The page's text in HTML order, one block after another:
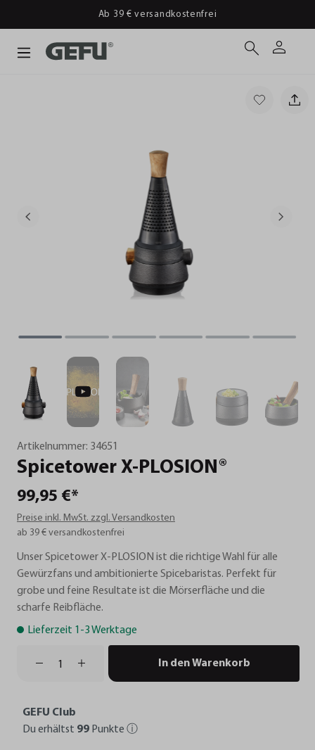
Ab 39 € versandkostenfrei
Artikelnummer: 34651
Spicetower X-PLOSION®
99,95 €*
Preise inkl. MwSt. zzgl. Versandkosten
ab 39 € versandkostenfrei
Unser Spicetower X-PLOSION ist die richtige Wahl für alle
Gewürzfans und ambitionierte Spicebaristas. Perfekt für
grobe und feine Resultate ist die Mörserfläche und die
scharfe Reibfläche.
Lieferzeit 1-3 Werktage
In den Warenkorb
GEFU Club
Du erhältst 99 Punkte ⓘ